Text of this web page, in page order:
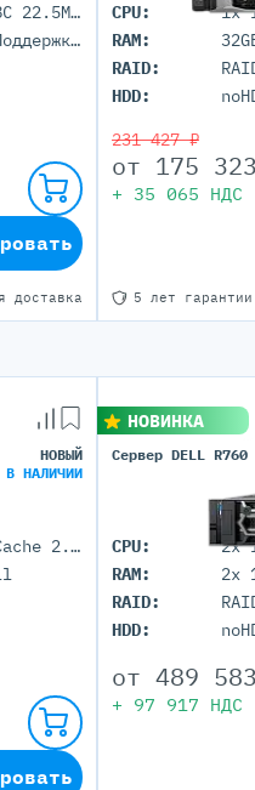
С
С
С
С
2x Intel Xeon Bronze 3408U (8C 22.5M Cache 1.80 GHz)
2x 16GB DDR5 RDIMM 4800MHz (Поддержка до 8TB максимально, 32 DIMM портов)
доставка
CPU:
RAM:
RAID:
HDD:
5 лет гарантии
231 427 ₽
от 175 323
+ 35 065 НДС
НОВЫЙ
В НАЛИЧИИ
1x Intel Xeon E-2314 (4C 8M Cache 2.80 GHz)
НОВИНКА
Сервер DELL R760
CPU:
RAM:
2x
RAID:
HDD:
от 489 583
+ 97 917 НДС